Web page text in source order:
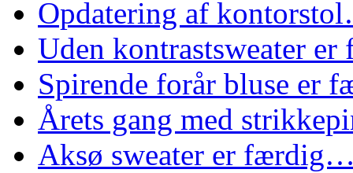
Opdatering af
Uden kontrastsweater
Spirende forår bluse er
Årets gang med
Aksø sweater er